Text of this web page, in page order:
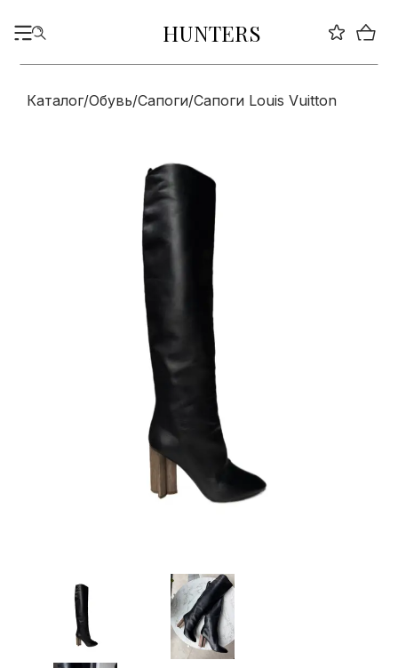
HUNTERS
Каталог/Обувь/Сапоги/Сапоги Louis Vuitton